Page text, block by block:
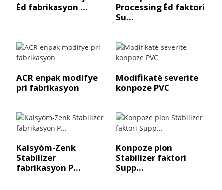
Èd fabrikasyon ...
Processing Èd faktori
Su...
ACR enpak modifye
pri fabrikasyon
Modifikatè severite
konpoze PVC
Kalsyòm-Zenk
Stabilizer
fabrikasyon P...
Konpoze plon
Stabilizer faktori
Supp...